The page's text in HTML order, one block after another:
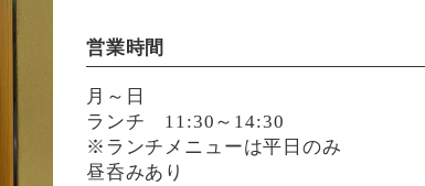
営業時間
月～日
ランチ 11:30～14:30
※ランチメニューは平日のみ
昼呑みあり